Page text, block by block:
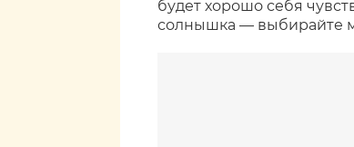
будет хорошо себя
солнышка — выбирайте